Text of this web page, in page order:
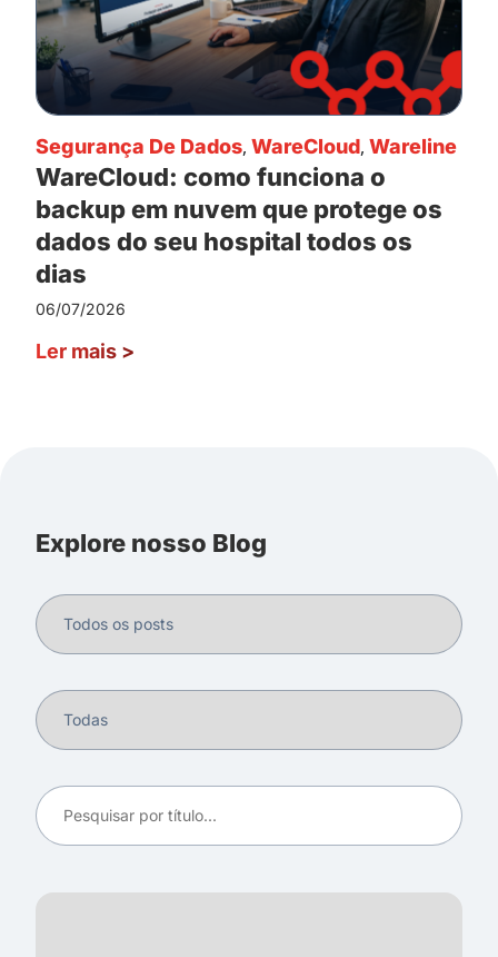
Segurança De Dados, WareCloud, Wareline
WareCloud: como funciona o
backup em nuvem que protege os
dados do seu hospital todos os
dias
06/07/2026
Ler mais >
Explore nosso Blog